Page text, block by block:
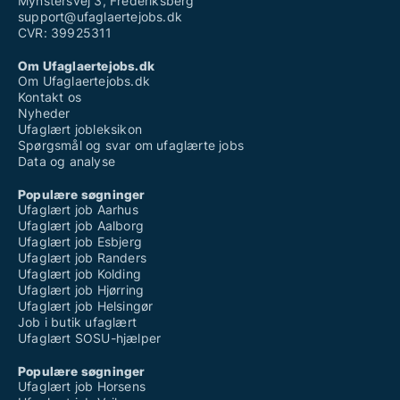
support@ufaglaertejobs.dk
CVR: 39925311
Om Ufaglaertejobs.dk
Om Ufaglaertejobs.dk
Kontakt os
Nyheder
Ufaglært jobleksikon
Spørgsmål og svar om ufaglærte jobs
Data og analyse
Populære søgninger
Ufaglært job Aarhus
Ufaglært job Aalborg
Ufaglært job Esbjerg
Ufaglært job Randers
Ufaglært job Kolding
Ufaglært job Hjørring
Ufaglært job Helsingør
Job i butik ufaglært
Ufaglært SOSU-hjælper
Populære søgninger
Ufaglært job Horsens